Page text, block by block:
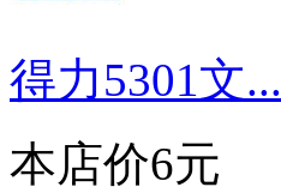
得力5301文...
本店价6元